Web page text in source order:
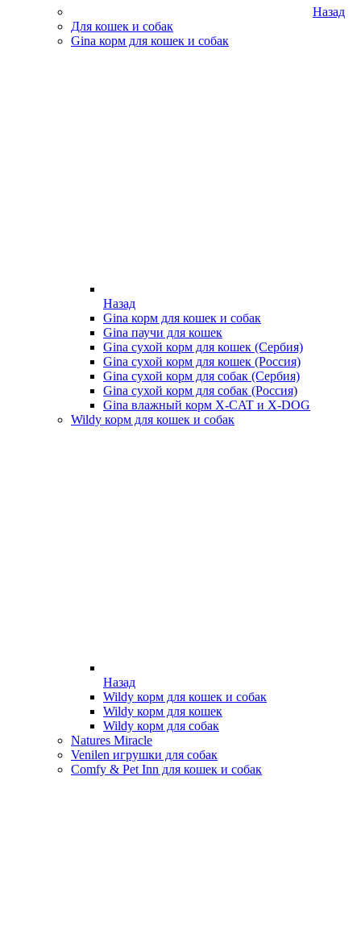
Назад
Для кошек и собак
Gina корм для кошек и собак
Назад
Gina корм для кошек и собак
Gina паучи для кошек
Gina сухой корм для кошек (Сербия)
Gina сухой корм для кошек (Россия)
Gina сухой корм для собак (Сербия)
Gina сухой корм для собак (Россия)
Gina влажный корм X-CAT и X-DOG
Wildy корм для кошек и собак
Назад
Wildy корм для кошек и собак
Wildy корм для кошек
Wildy корм для собак
Natures Miracle
Venilen игрушки для собак
Comfy & Pet Inn для кошек и собак